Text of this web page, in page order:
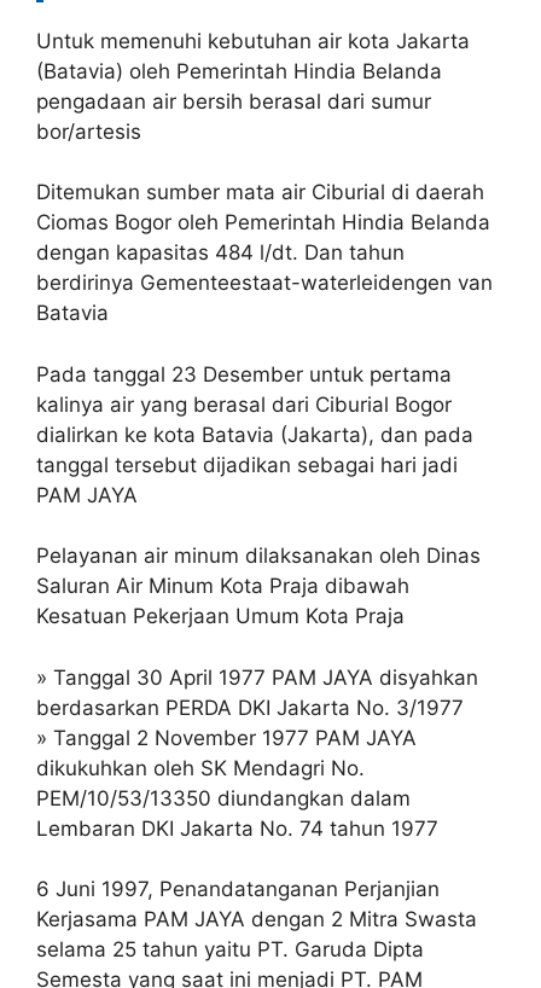
Untuk memenuhi kebutuhan air kota Jakarta
(Batavia) oleh Pemerintah Hindia Belanda
pengadaan air bersih berasal dari sumur
bor/artesis
Ditemukan sumber mata air Ciburial di daerah
Ciomas Bogor oleh Pemerintah Hindia Belanda
dengan kapasitas 484 l/dt. Dan tahun
berdirinya Gementeestaat-waterleidengen van
Batavia
Pada tanggal 23 Desember untuk pertama
kalinya air yang berasal dari Ciburial Bogor
dialirkan ke kota Batavia (Jakarta), dan pada
tanggal tersebut dijadikan sebagai hari jadi
PAM JAYA
Pelayanan air minum dilaksanakan oleh Dinas
Saluran Air Minum Kota Praja dibawah
Kesatuan Pekerjaan Umum Kota Praja
» Tanggal 30 April 1977 PAM JAYA disyahkan
berdasarkan PERDA DKI Jakarta No. 3/1977
» Tanggal 2 November 1977 PAM JAYA
dikukuhkan oleh SK Mendagri No.
PEM/10/53/13350 diundangkan dalam
Lembaran DKI Jakarta No. 74 tahun 1977
6 Juni 1997, Penandatanganan Perjanjian
Kerjasama PAM JAYA dengan 2 Mitra Swasta
selama 25 tahun yaitu PT. Garuda Dipta
Semesta yang saat ini menjadi PT. PAM